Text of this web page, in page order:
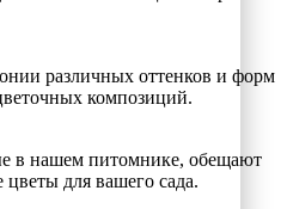
различных оттенков и форм
композиций.
в нашем питомнике, обещают
для вашего сада.